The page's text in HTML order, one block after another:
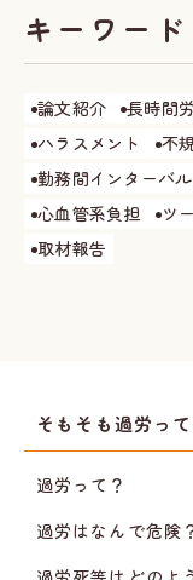
キーワード
論文紹介 長時間
ハラスメント
不
勤務間インターバル
心血管系負担
ツ
取材報告
そもそも過労っ
過労って？
過労はなんで危険